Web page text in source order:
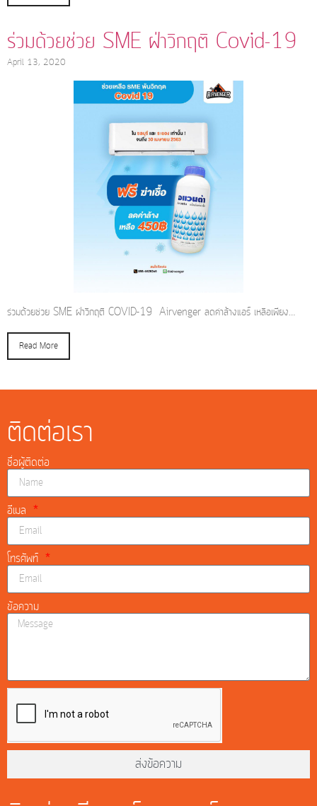
ร่วมด้วยช่วย SME ฝ่าวิกฤติ Covid-19
April 13, 2020
ร่วมด้วยช่วย SME ฝ่าวิกฤติ COVID-19 Airvenger ลดค่าล้างแอร์ เหลือเพียง…
Read More
ติดต่อเรา
ชื่อผู้ติดต่อ
อีเมล
โทรศัพท์
ข้อความ
ส่งข้อความ